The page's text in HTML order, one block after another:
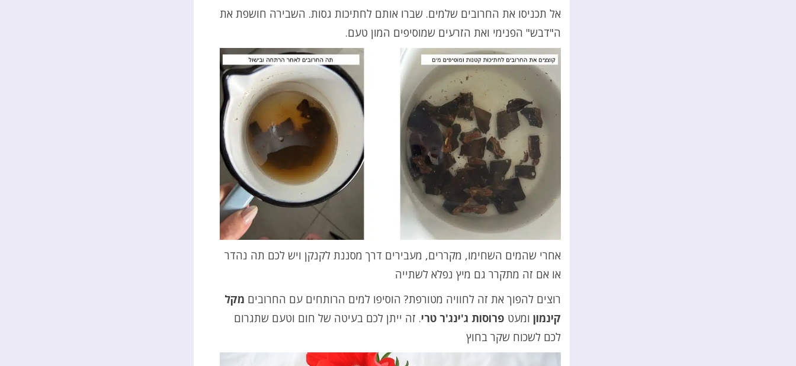
אל תכניסו את החרובים שלמים. שברו אותם לחתיכות גסות. השבירה חושפת את
ה"דבש" הפנימי ואת הזרעים שמוסיפים המון טעם.
אחרי שהמים השחימו, מקררים, מעבירים דרך מסננת לקנקן ויש לכם תה נהדר
או אם זה מתקרר גם מיץ נפלא לשתייה
רוצים להפוך את זה לחוויה מטורפת? הוסיפו למים הרותחים עם החרובים מקל
קינמוןומעט פרוסות ג'ינג'ר טרי. זה ייתן לכם בעיטה של חום וטעם שתגרום
לכם לשכוח שקר בחוץ